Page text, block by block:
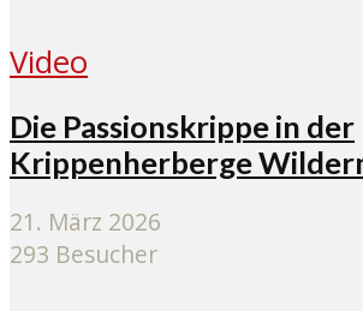
Video
Die Passionskrippe in der
Krippenherberge
21. März 2026
293 Besucher